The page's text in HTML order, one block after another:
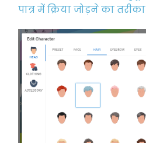
पात्र में क्रिया जोड़ने का तरीका